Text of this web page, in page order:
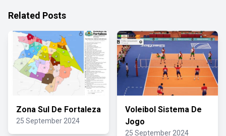
Related Posts
Zona Sul De Fortaleza
25 September 2024
Voleibol Sistema De
Jogo
25 September 2024